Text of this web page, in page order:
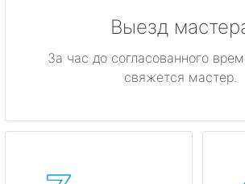
Выезд
За час до согласованного
свяжется мастер.